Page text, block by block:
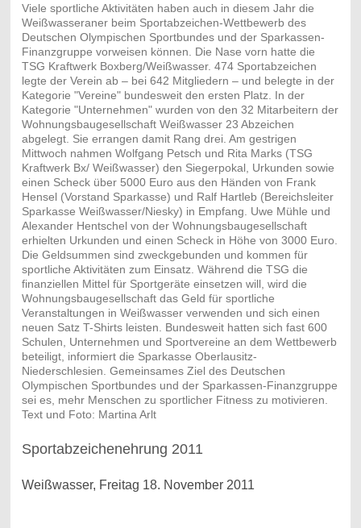
Viele sportliche Aktivitäten haben auch in diesem Jahr die
Weißwasseraner beim Sportabzeichen-Wettbewerb des
Deutschen Olympischen Sportbundes und der Sparkassen-
Finanzgruppe vorweisen können. Die Nase vorn hatte die
TSG Kraftwerk Boxberg/Weißwasser. 474 Sportabzeichen
legte der Verein ab – bei 642 Mitgliedern – und belegte in der
Kategorie "Vereine" bundesweit den ersten Platz. In der
Kategorie "Unternehmen" wurden von den 32 Mitarbeitern der
Wohnungsbaugesellschaft Weißwasser 23 Abzeichen
abgelegt. Sie errangen damit Rang drei. Am gestrigen
Mittwoch nahmen Wolfgang Petsch und Rita Marks (TSG
Kraftwerk Bx/ Weißwasser) den Siegerpokal, Urkunden sowie
einen Scheck über 5000 Euro aus den Händen von Frank
Hensel (Vorstand Sparkasse) und Ralf Hartleb (Bereichsleiter
Sparkasse Weißwasser/Niesky) in Empfang. Uwe Mühle und
Alexander Hentschel von der Wohnungsbaugesellschaft
erhielten Urkunden und einen Scheck in Höhe von 3000 Euro.
Die Geldsummen sind zweckgebunden und kommen für
sportliche Aktivitäten zum Einsatz. Während die TSG die
finanziellen Mittel für Sportgeräte einsetzen will, wird die
Wohnungsbaugesellschaft das Geld für sportliche
Veranstaltungen in Weißwasser verwenden und sich einen
neuen Satz T-Shirts leisten. Bundesweit hatten sich fast 600
Schulen, Unternehmen und Sportvereine an dem Wettbewerb
beteiligt, informiert die Sparkasse Oberlausitz-
Niederschlesien. Gemeinsames Ziel des Deutschen
Olympischen Sportbundes und der Sparkassen-Finanzgruppe
sei es, mehr Menschen zu sportlicher Fitness zu motivieren.
Text und Foto: Martina Arlt
Sportabzeichenehrung 2011
Weißwasser, Freitag 18. November 2011